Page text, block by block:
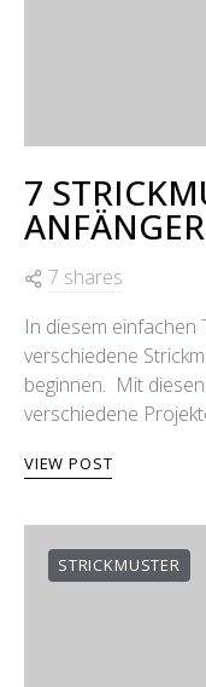
7
7 shares
In diesem einfachen
verschiedene
beginnen. Mit
verschiedene
VIEW POST
STRICKMUSTER